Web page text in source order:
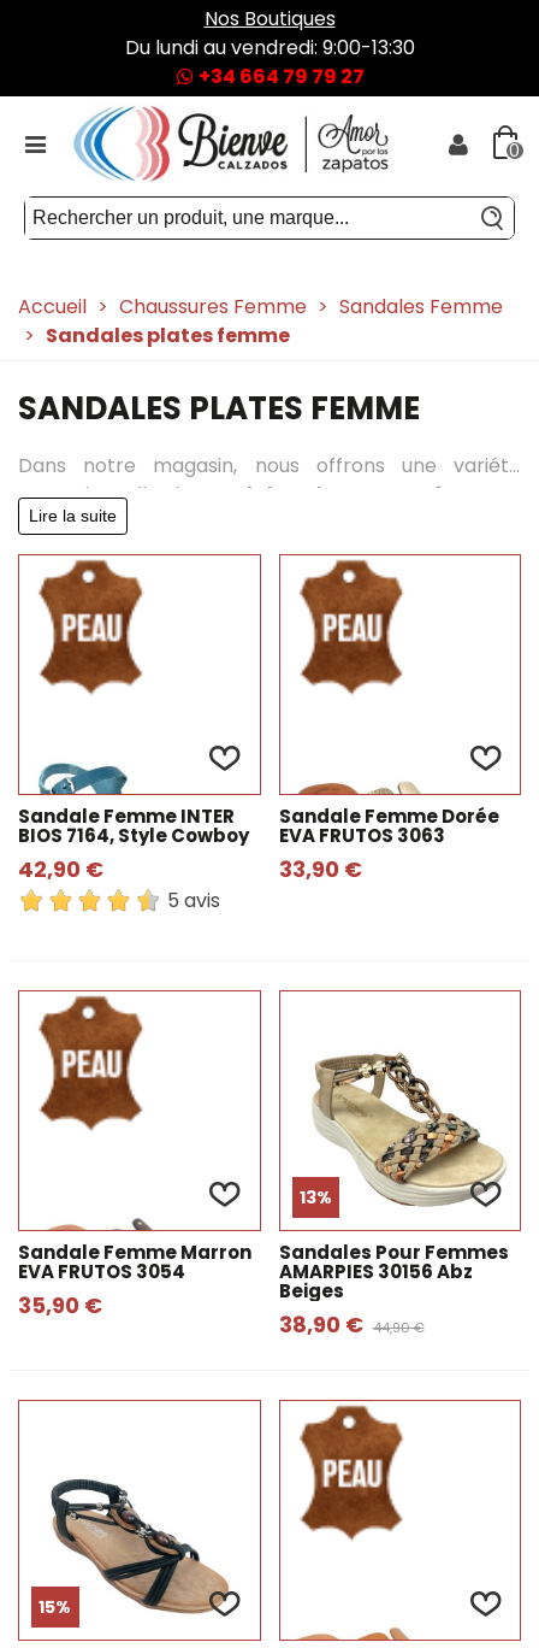
Nos Boutiques
Du lundi au vendredi: 9:00-13:30
+34 664 79 79 27
0
Accueil > Chaussures Femme > Sandales Femme
> Sandales plates femme
SANDALES PLATES FEMME
Dans notre magasin, nous offrons une variété
exceptionnelle de
sandales plates pour femmes
conçu pour se fondre parfaitement avec n'importe
quel style. Nous comprenons l'importance d'offrir
confort et fraîcheur à vos pieds pendant les chaudes
journées d'été sans compromettre l'élégance et la
sophistication. Que vous recherchiez des sandales
plates pour une occasion spéciale, pour le travail ou
pour vos sorties de tous les jours, nous sommes sûrs
Lire la suite
Sandale Femme INTER
BIOS 7164, Style Cowboy
42,90 €
5 avis
Sandale Femme Dorée
EVA FRUTOS 3063
33,90 €
Sandale Femme Marron
EVA FRUTOS 3054
35,90 €
13%
Sandales Pour Femmes
AMARPIES 30156 Abz
Beiges
38,90 € 44,90 €
15%